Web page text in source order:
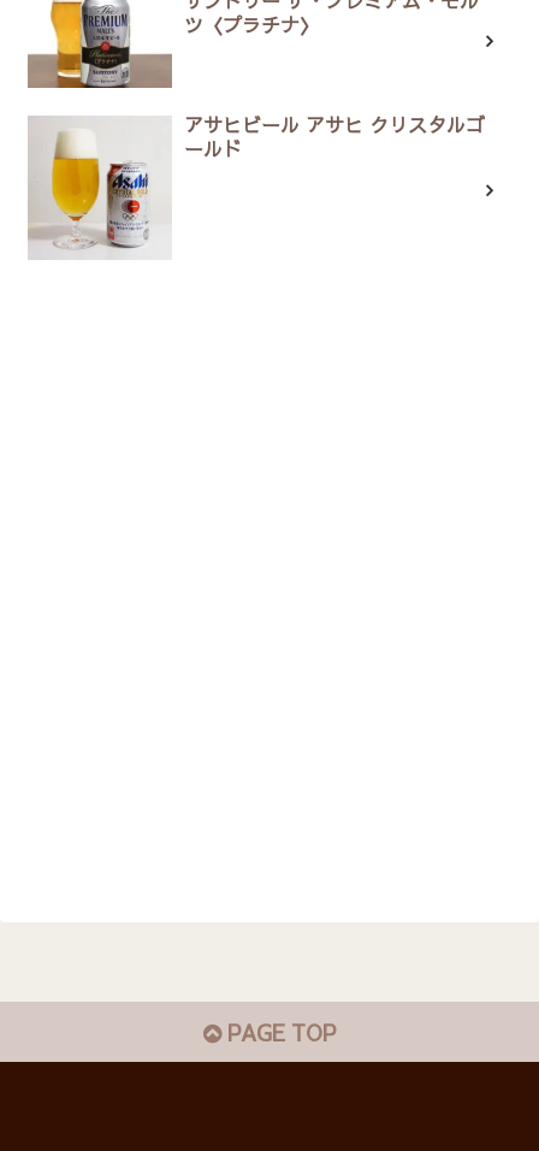
ツ〈プラチナ〉
アサヒビール アサヒ クリスタルゴ
ールド
PAGE TOP